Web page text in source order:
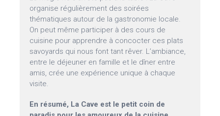
organise régulièrement des soirées
thématiques autour de la gastronomie locale.
On peut même participer à des cours de
cuisine pour apprendre à concocter ces plats
savoyards qui nous font tant rêver. L’ambiance,
entre le déjeuner en famille et le dîner entre
amis, crée une expérience unique à chaque
visite.
En résumé, La Cave est le petit coin de